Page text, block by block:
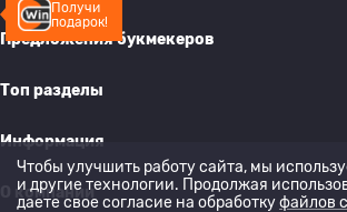
Получи
подарок!
Предложения букмекеров
Топ разделы
Информация
О компании
Чтобы улучшить работу сайта, мы
и другие технологии. Продолжая
даете свое согласие на обработкуфайлов